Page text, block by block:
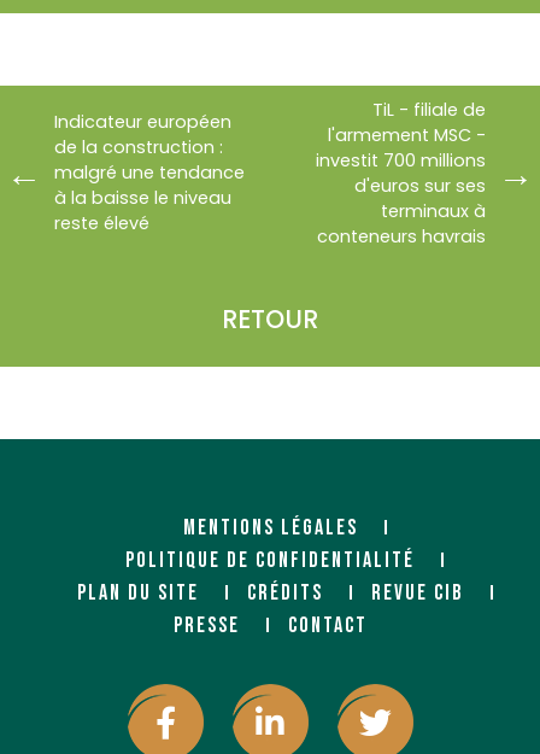
Indicateur européen
de la construction :
malgré une tendance
à la baisse le niveau
reste élevé
RETOUR
TiL - filiale de
l'armement MSC -
investit 700 millions
d'euros sur ses
terminaux à
conteneurs havrais
MENTIONS LÉGALES
POLITIQUE DE CONFIDENTIALITÉ
PLAN DU SITE
CRÉDITS
REVUE CIB
PRESSE
CONTACT